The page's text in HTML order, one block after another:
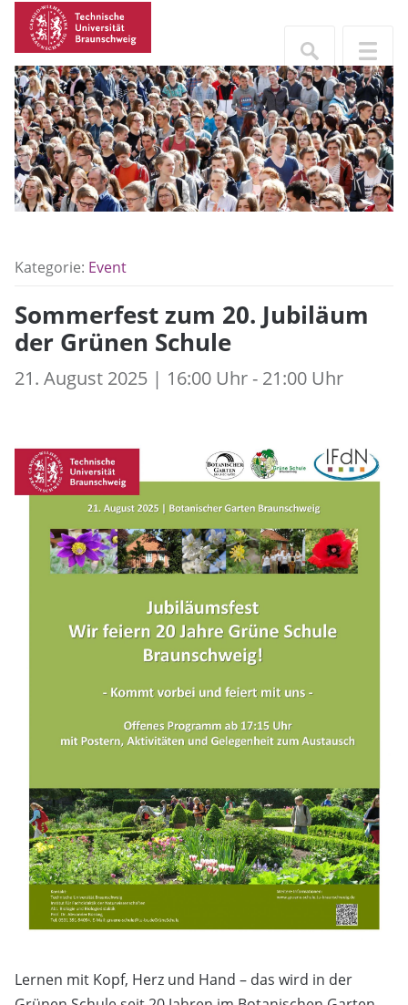
Kategorie: Event
Sommerfest zum 20. Jubiläum
der Grünen Schule
21. August 2025 | 16:00 Uhr - 21:00 Uhr
Lernen mit Kopf, Herz und Hand – das wird in der